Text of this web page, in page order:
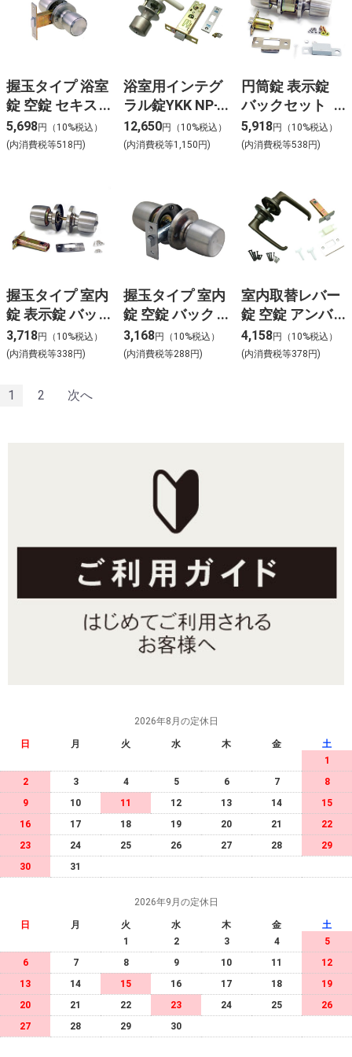
握玉タイプ 浴室
錠 空錠 セキス
イ用 バックセッ
ト76mm NP-M
5,698円（10%税込）
(内消費税等518円)
浴室用インテグ
ラル錠YKK NP-
GB45
12,650円（10%税込）
(内消費税等1,150円)
円筒錠 表示錠
バックセット
60mm NP-
PS433ーCS
5,918円（10%税込）
(内消費税等538円)
握玉タイプ 室内
錠 表示錠 バッ
クセット60mm
NP260-W
3,718円（10%税込）
(内消費税等338円)
握玉タイプ 室内
錠 空錠 バック
セット55mm
NP255
3,168円（10%税込）
(内消費税等288円)
室内取替レバー
錠 空錠 アンバ
ー バックセット
60mm NP221-
4,158円（10%税込）
(内消費税等378円)
1 2 次へ
2026年8月の定休日
日 月 火 水 木 金
土
1
2
3 4 5 6 7
8
9
10 11 12 13 14
15
16
17 18 19 20 21
22
23
24 25 26 27 28
29
30
31
2026年9月の定休日
日 月 火 水 木 金
土
1
2 3 4
5
6
7 8 9 10 11
12
13
14 15 16 17 18
19
20
21 22 23 24 25
26
27
28 29 30